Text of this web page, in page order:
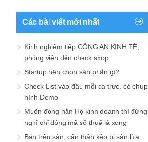
Các bài viết mới nhất
Kinh nghiệm tiếp CÔNG AN KINH TẾ,
phóng viên đến check shop
Startup nên chọn sản phẩn gì?
Check List vào đầu mỗi ca trực, có chụp
hình Demo
Muốn đóng hẳn Hộ kinh doanh thì đừng
nghĩ chỉ đóng mã số thuế là xong
Bán trên sàn, cẩn thận kẻo bị sàn lừa